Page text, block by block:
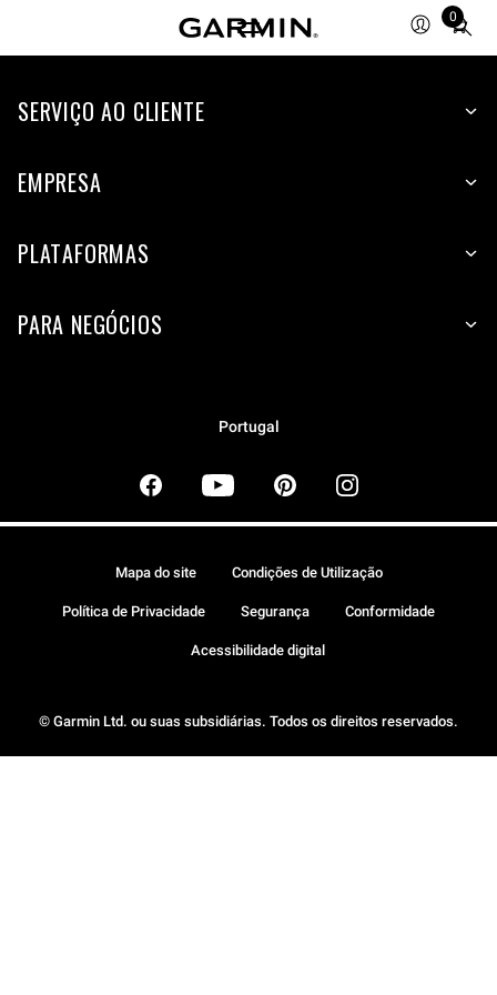
0
Total
items
cart:
SERVIÇO AO CLIENTE
EMPRESA
PLATAFORMAS
PARA NEGÓCIOS
Portugal
© Garmin Ltd. ou suas subsidiárias. Todos os direitos reservados.
Mapa do site Condições de Utilização
Política de Privacidade Segurança Conformidade
Acessibilidade digital